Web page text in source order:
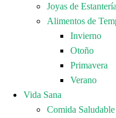
Joyas de
Alimentos de
Invierno
Otoño
Primavera
Verano
Vida Sana
Comida Saludable